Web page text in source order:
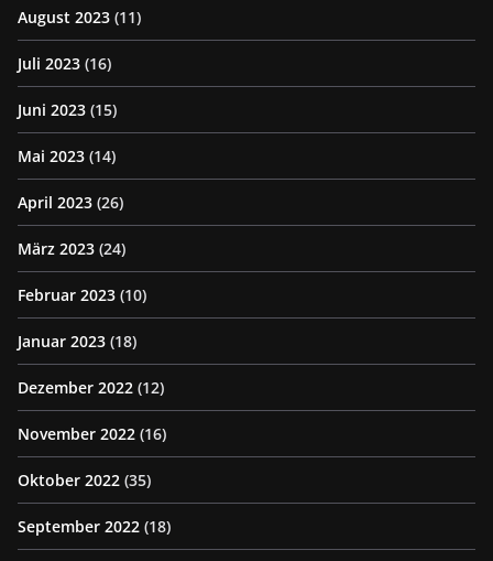
August 2023 (11)
Juli 2023 (16)
Juni 2023 (15)
Mai 2023 (14)
April 2023 (26)
März 2023 (24)
Februar 2023 (10)
Januar 2023 (18)
Dezember 2022 (12)
November 2022 (16)
Oktober 2022 (35)
September 2022 (18)